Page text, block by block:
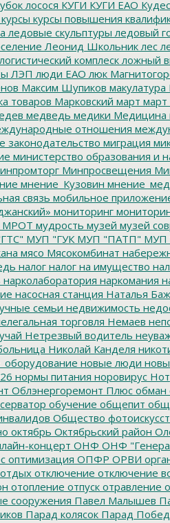
лосося КУГИ КУГИ ЕАО
курсы курсы повышения
ледовые скульптуры ледовый
Леонид Школьник лес
логистический комплеск ложный
ЛЭП люди ЕАО люк
Максим Шупиков макулатура
товаров Марковский март
медведь медики Медицина
отношения
законодательство миграция
министерство образования и
Минпросвещения
мнение_Кузовин
связь мобильное
мониторинг
МРОТ мудрость музей музей
МУП "ГУК МУП "ПАТП" МУП
мясо Мясокомбинат
налог налог на имущество
нарколаборатория наркомания
насосная станция Наталья
семьи недвижимость
торговля Немаев
Нетрезвый водитель
Николай Канделя
новые люди
нормы питания норовирус
Облэнергоремонт Плюс обман
обучение общепит
Общество
октябрь Октябрьский район
концерт ОНФ ОНФ
оптимизация ОПФР ОРВИ
отдых отключение отключение
отопление отпуск отравление
сооружения Павел Малышев
Парад колясок Парад